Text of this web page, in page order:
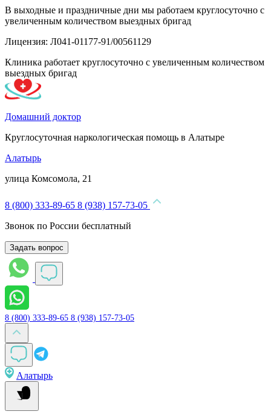
В выходные и праздничные дни мы работаем круглосуточно с
увеличенным количеством выездных бригад
Лицензия: Л041-01177-91/00561129
Клиника работает круглосуточно с увеличенным количеством
выездных бригад
Домашний доктор
Круглосуточная наркологическая помощь в Алатыре
Алатырь
улица Комсомола, 21
8 (800) 333-89-65 8 (938) 157-73-05
Звонок по России бесплатный
Задать вопрос
8 (800) 333-89-65 8 (938) 157-73-05
Алатырь